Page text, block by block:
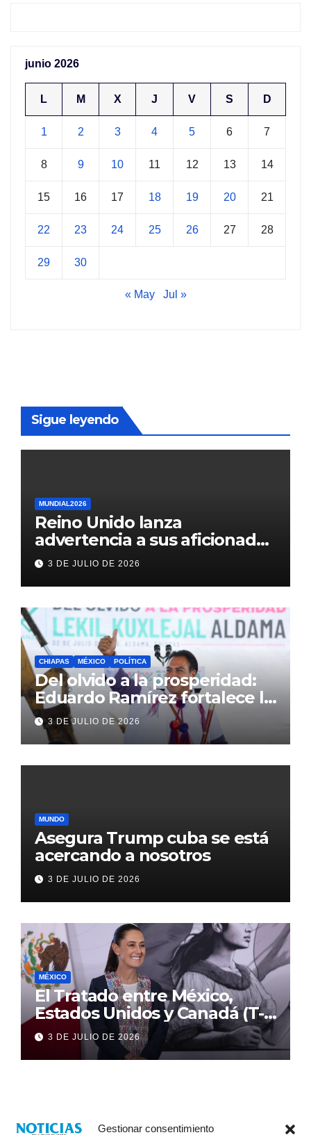
Gestionar consentimiento
junio 2026
L M X J V S D
1 2 3 4 5 6 7
8 9 10 11 12 13 14
15 16 17 18 19 20 21
22 23 24 25 26 27 28
29 30
« May Jul »
Sigue leyendo
MUNDIAL2026
Reino Unido lanza
advertencia a sus aficionados
antes del México vs
Inglaterra en el Mundial 2026
3 DE JULIO DE 2026
CHIAPAS MÉXICO POLÍTICA
Del olvido a la prosperidad:
Eduardo Ramírez fortalece la
transformación de Aldama
con inversión histórica
3 DE JULIO DE 2026
MUNDO
Asegura Trump cuba se está
acercando a nosotros
3 DE JULIO DE 2026
MÉXICO
El Tratado entre México,
Estados Unidos y Canadá (T-
MEC) se mantiene hasta el
2036: Presidenta Claudia
Sheinbaum
3 DE JULIO DE 2026